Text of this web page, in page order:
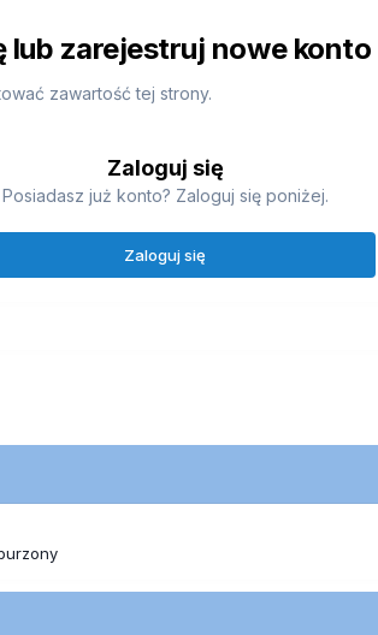
lub zarejestruj nowe konto
zawartość tej strony.
Zaloguj się
Posiadasz już konto? Zaloguj się poniżej.
Zaloguj się